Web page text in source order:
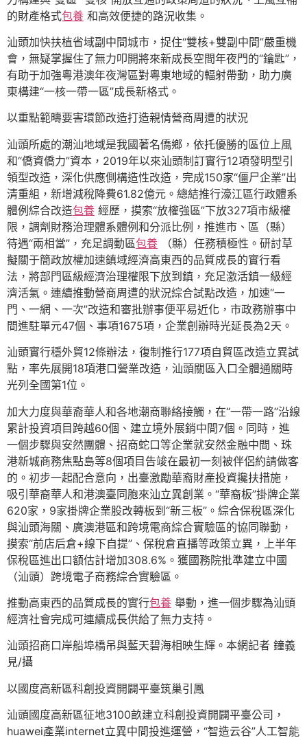
的財產格式包養 和高效便捷的路況收集。
汕頭加快扶植省域副中間城市，捉住“雙核+雙副中間”嚴重機
會，無疑掌握住了無力叩開將來新成長空間年夜門的“鑰匙”，
有助于加強粵港澳年夜灣區對粵東地域的輻射帶動，助力廣
東構建“一核一帶一區”成長新格式。
以重點範疇要害環節改造打造親情營商周遭的狀況
汕頭所處的潮汕地域是我國著名僑鄉，依托優勝的區位上風
和“僑資僑力”資本，2019年以來汕頭制訂實行12項發明型引
領型改造，深化供應側構造性改造，完成150家“僵尸企業”出
清重組，新增減稅降費61.82億元。總結推行濠江區行政體系
體例綜合改造包養 經歷，摸索“放權強區”下放327項市級權
限，調劑財務治理體系體例和分派比例，推進市、區（縣）
待遇“兩相當”，充足調動區包養 （縣）任務積極性。研討草
擬關于簡政放權加速鎮域經濟高東西的品質成長的實行看
法，將部門區級經濟治理權限下放到鎮，充足激活鎮一級經
濟活氣。連續推動營商周遭的狀況綜合試點改造，加速“一
門、一網、一次”改造和審批辦事便平易近化，市政務辦事中
間進駐單元47個、事項1675項，企業創辦時光延長為2天。
汕頭實行穩外貿12條辦法，復制推行177項自貿區改造立異試
點，率先展開18項港口營業改造，汕頭關區入口全體通關時
光列全國第1位。
加大力度與華裔華人和各地潮商聯絡接觸，在“一帶一路”沿線
累計投資項目跨越60個、建立境外展銷中間7個。同時，進
一個步驟與安然團體、招商蛇口等企業就安然金融中間、珠
港新城商務焦點島等8個項目告竣在最初一刻被伴侶約請做客
的。初步一起配合意向，出臺激勵華裔財產投資攙扶措施，
吸引華裔華人和港澳臺同胞來汕立異創業。“華裔板”掛牌企業
620家，9家掛牌企業股改轉板到“新三板”。綜合保稅區深化
與汕頭海關、廣澳港區和跨境電商綜合實驗區的協同聯動，
摸索“前店后倉+線下自提”、保稅倉直播等政策立異，上半年
保稅區進出口額估計增加308.6%。獲國務院批準建立中國
（汕頭）跨境電子商務綜合實驗區。
推動高東西的品質成長的實行包養 舉動，進一個步驟為汕頭
經濟社會完成可連續成長供給了無力支持。
汕頭招商口岸船埠橋吊與藍天碧海相映生輝。本網記者 鐘義
見/攝
以國度高新區科創投資開闢平臺筑巢引鳳
汕頭國度高新區征地3100畝建立科創投資開闢平臺公司，
huawei產業internet立異中間投進運營，“智造云谷”人工智能